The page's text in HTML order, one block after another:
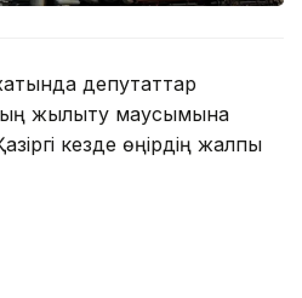
депутаттар
жылыту маусымына
кезде өңірдің жалпы
Қажетті отын қорының